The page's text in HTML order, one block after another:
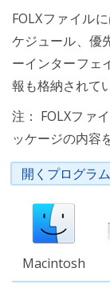
FOLXファイル
ケジュール、優
ーインターフェ
報も格納されて
注： FOLXファ
ッケージの内容
開くプログラ
Macintosh